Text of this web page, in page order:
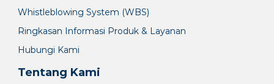
Whistleblowing System (WBS)
Ringkasan Informasi Produk & Layanan
Hubungi Kami
Tentang Kami